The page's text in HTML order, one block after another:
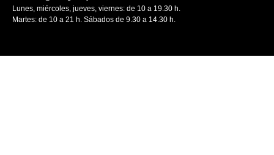
Lunes, miércoles, jueves, viernes: de 10 a 19.30 h.
Martes: de 10 a 21 h. Sábados de 9.30 a 14.30 h.